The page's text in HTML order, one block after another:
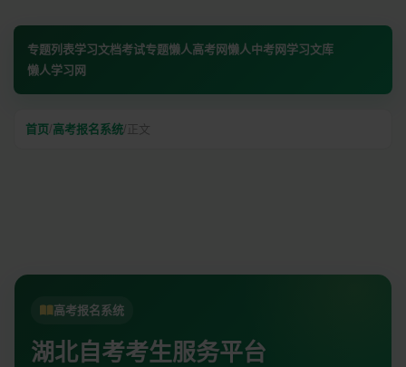
专题列表学习文档考试专题懒人高考网懒人中考网 学习文库
懒人学习网
首页/高考报名系统/ 正文
高考报名系统
湖北自考考生服务平台